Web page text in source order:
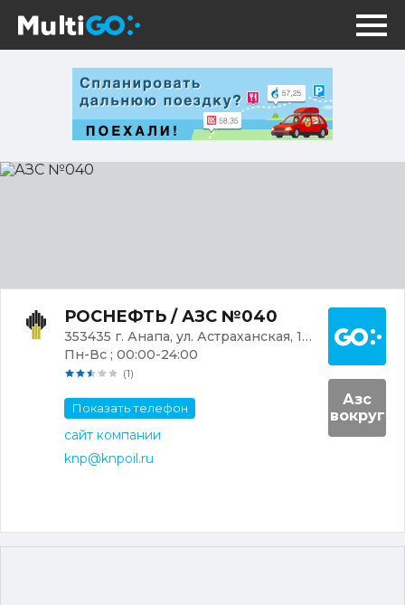
АЗС
РОСНЕФТЬ / АЗС №040
353435 г. Анапа, ул. Астраханская, 122/95
Пн-Вс ; 00:00-24:00
(1)
Показать телефон
сайт компании
knp@knpoil.ru
Азс
вокруг